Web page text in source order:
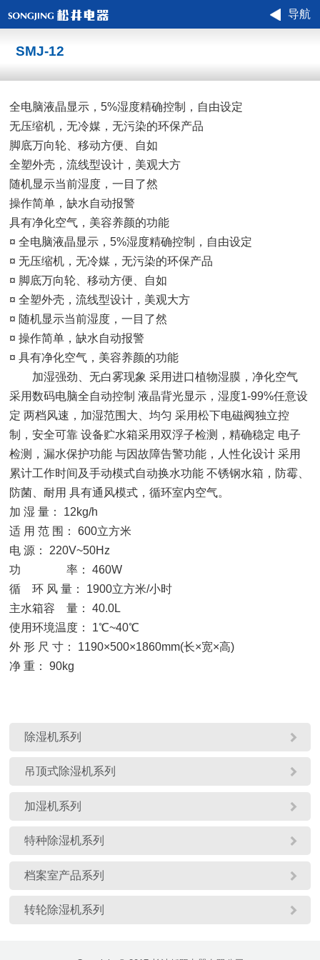
导航
SMJ-12
全电脑液晶显示，5%湿度精确控制，自由设定
无压缩机，无冷媒，无污染的环保产品
脚底万向轮、移动方便、自如
全塑外壳，流线型设计，美观大方
随机显示当前湿度，一目了然
操作简单，缺水自动报警
具有净化空气，美容养颜的功能
¤ 全电脑液晶显示，5%湿度精确控制，自由设定
¤ 无压缩机，无冷媒，无污染的环保产品
¤ 脚底万向轮、移动方便、自如
¤ 全塑外壳，流线型设计，美观大方
¤ 随机显示当前湿度，一目了然
¤ 操作简单，缺水自动报警
¤ 具有净化空气，美容养颜的功能
加湿强劲、无白雾现象 采用进口植物湿膜，净化空气
采用数码电脑全自动控制 液晶背光显示，湿度1-99%任意设
定 两档风速，加湿范围大、均匀 采用松下电磁阀独立控
制，安全可靠 设备贮水箱采用双浮子检测，精确稳定 电子
检测，漏水保护功能 与因故障告警功能，人性化设计 采用
累计工作时间及手动模式自动换水功能 不锈钢水箱，防霉、
防菌、耐用 具有通风模式，循环室内空气。
加 湿 量： 12kg/h
适 用 范 围： 600立方米
电 源： 220V~50Hz
功 率： 460W
循 环 风 量： 1900立方米/小时
主水箱容 量： 40.0L
使用环境温度： 1℃~40℃
外 形 尺 寸： 1190×500×1860mm(长×宽×高)
净 重： 90kg

除湿机系列

吊顶式除湿机系列

加湿机系列

特种除湿机系列

档案室产品系列

转轮除湿机系列